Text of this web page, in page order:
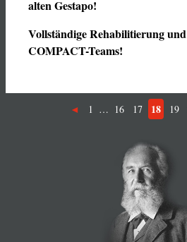
alten Gestapo!
Vollständige Rehabilitierung und
COMPACT-Teams!
1 … 16 17 18 19